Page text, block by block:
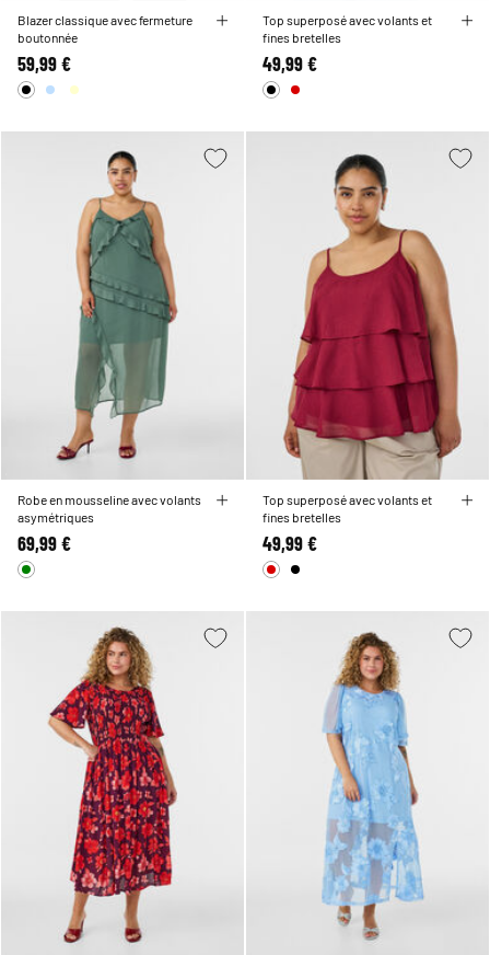
Blazer classique avec fermeture
boutonnée
59,99 €
Top superposé avec volants et
fines bretelles
49,99 €
Robe en mousseline avec volants
asymétriques
69,99 €
Top superposé avec volants et
fines bretelles
49,99 €